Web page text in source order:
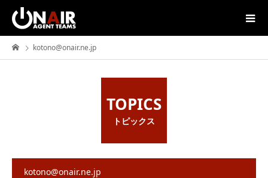
kotono@onair.ne.jp
TOPICS
トピックス
kotono@onair.ne.jp